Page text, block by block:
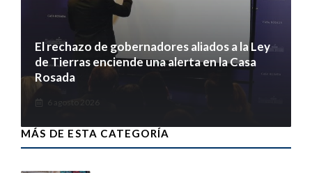
El rechazo de gobernadores aliados a la Ley
de Tierras enciende una alerta en la Casa
Rosada
6 agosto 2026
MÁS DE ESTA CATEGORÍA